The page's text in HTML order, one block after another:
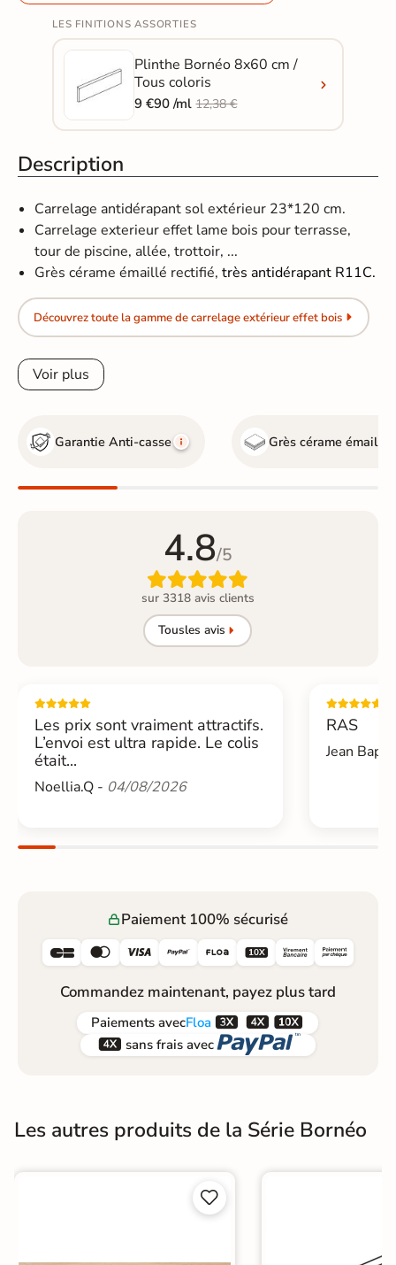
LES FINITIONS ASSORTIES
Plinthe Bornéo 8x60 cm /
Tous coloris
9 €90 /ml12,38 €
Description
Carrelage antidérapant sol extérieur 23*120 cm.
Carrelage exterieur effet lame bois pour terrasse,
tour de piscine, allée, trottoir, ...
Grès cérame émaillé rectifié,très antidérapant R11C.
Découvrez toute la gamme de carrelage extérieur effet bois
Voir plus
Garantie Anti-casse Grès cérame émaillé
4.8/5

sur 3318 avis clients
Tousles avis
Les prix sont vraiment attractifs.
L’envoi est ultra rapide. Le colis
était...
Noellia.Q - 04/08/2026
RAS
Jean
Paiement 100% sécurisé
     
Commandez maintenant, payez plus tard
Paiements avecFloa  
 sans frais avec 
Les autres produits de la Série Bornéo

